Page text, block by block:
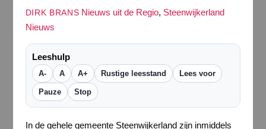
DIRK BRANS Nieuws uit de Regio, Steenwijkerland
Nieuws
Leeshulp
A- A A+ Rustige leesstand Lees voor
Pauze Stop
In de gehele gemeente Steenwijkerland zijn inmiddels